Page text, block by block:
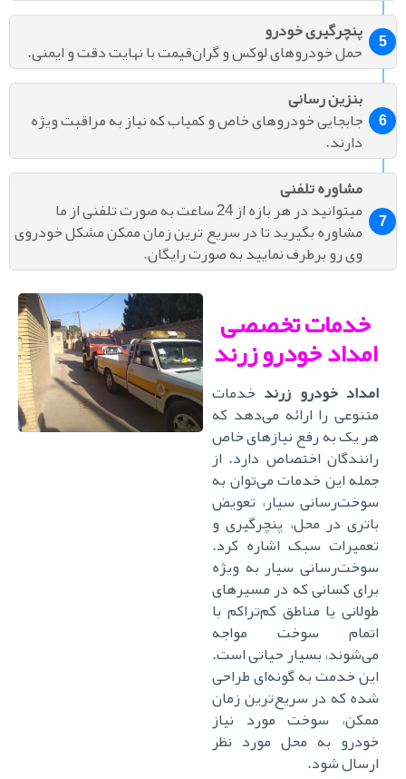
پنچرگیری خودرو
حمل خودروهای لوکس و گران‌قیمت با نهایت دقت و ایمنی.
بنزین رسانی
جابجایی خودروهای خاص و کمیاب که نیاز به مراقبت ویژه
دارند.
مشاوره تلفنی
میتوانید در هر بازه از 24 ساعت به صورت تلفنی از ما
مشاوره بگیرید تا در سریع ترین زمان ممکن مشکل خودروی
وی رو برطرف نمایید به صورت رایگان.
خدمات تخصصی
امداد خودرو زرند
امداد خودرو زرندخدمات
متنوعی را ارائه می‌دهد که
هر یک به رفع نیازهای خاص
رانندگان اختصاص دارد. از
جمله این خدمات می‌توان به
سوخت‌رسانی سیار، تعویض
باتری در محل، پنچرگیری و
تعمیرات سبک اشاره کرد.
سوخت‌رسانی سیار به ویژه
برای کسانی که در مسیرهای
طولانی یا مناطق کم‌تراکم با
اتمام سوخت مواجه
می‌شوند، بسیار حیاتی است.
این خدمت به گونه‌ای طراحی
شده که در سریع‌ترین زمان
ممکن، سوخت مورد نیاز
خودرو به محل مورد نظر
ارسال شود.